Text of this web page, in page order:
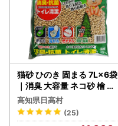
猫砂 ひのき 固まる 7L×6袋
｜消臭 大容量 ネコ砂 檜 国
産 森林からの贈りもの
高知県日高村
(25)